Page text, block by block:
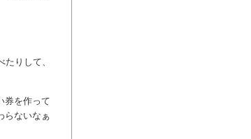
りして、
券を作って
らないなぁ